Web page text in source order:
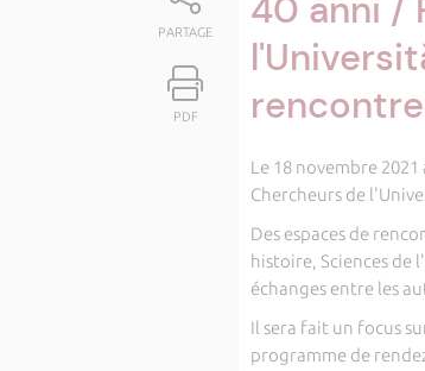
PARTAGE
PDF
40 anni /
Le 18 novembre
Chercheurs de
Des espaces de
histoire, Sciences de
échanges entre les
Il sera fait un focus
programme de